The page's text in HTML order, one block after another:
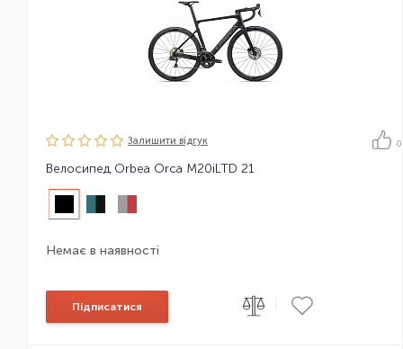
Залишити вiдгук 0
Велосипед Orbea Orca M20iLTD 21
Немає в наявності
Підписатися